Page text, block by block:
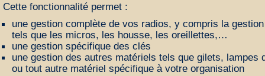
Cette fonctionnalité permet :
une gestion complète de vos radios, y compris la
tels que les micros, les housse, les oreillettes,…
une gestion spécifique des clés
une gestion des autres matériels tels que gilets, lampes
ou tout autre matériel spécifique à votre organisation